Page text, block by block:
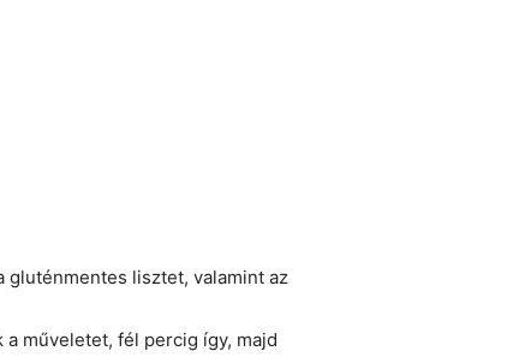
gluténmentes lisztet, valamint az
műveletet, fél percig így, majd